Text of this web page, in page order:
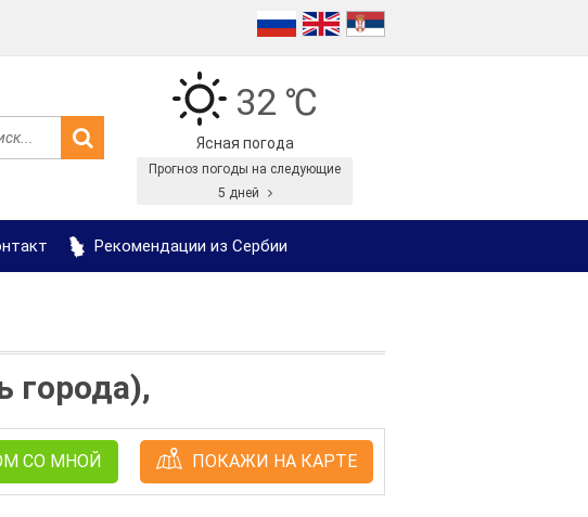
32 ℃
Ясная погода
Прогноз погоды на следующие
5 дней
Рекомендации из Сербии
города),
СО МНОЙ ПОКАЖИ НА КАРТЕ